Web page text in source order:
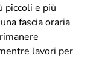
piccoli e più
fascia oraria
lavori per